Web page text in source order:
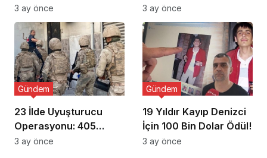
3 ay önce 3 ay önce
23 İlde Uyuşturucu
Operasyonu: 405
Gözaltı!
Gündem
3 ay önce
19 Yıldır Kayıp Denizci
İçin 100 Bin Dolar Ödül!
Gündem
3 ay önce